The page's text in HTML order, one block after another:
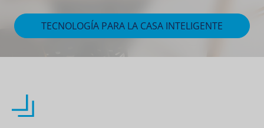
TECNOLOGÍA PARA LA CASA INTELIGENTE